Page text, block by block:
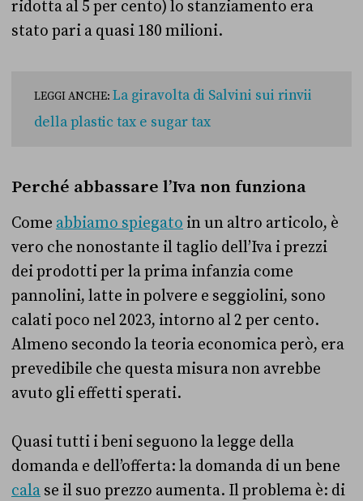
ridotta al 5 per cento) lo stanziamento era
stato pari a quasi 180 milioni.
LEGGI ANCHE: La giravolta di Salvini sui rinvii
della plastic tax e sugar tax
Perché abbassare l’Iva non funziona
Come abbiamo spiegato in un altro articolo, è
vero che nonostante il taglio dell’Iva i prezzi
dei prodotti per la prima infanzia come
pannolini, latte in polvere e seggiolini, sono
calati poco nel 2023, intorno al 2 per cento.
Almeno secondo la teoria economica però, era
prevedibile che questa misura non avrebbe
avuto gli effetti sperati.
Quasi tutti i beni seguono la legge della
domanda e dell’offerta: la domanda di un bene
cala se il suo prezzo aumenta. Il problema è: di